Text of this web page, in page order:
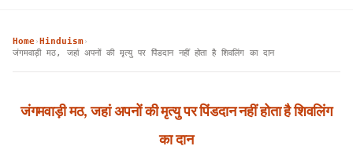
Home› Hinduism›
जंगमवाड़ी मठ, जहां अपनों की मृत्यु पर पिंडदान नहीं होता है शिवलिंग का दान
जंगमवाड़ी मठ, जहां अपनों की मृत्यु पर पिंडदान नहीं होता है शिवलिंग
का दान